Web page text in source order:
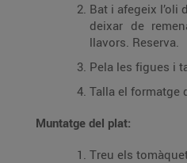
Bat i afegeix l’oli
deixar de
llavors. Reserva.
Pela les figues i
Talla el formatge
Muntatge del plat:
Treu els